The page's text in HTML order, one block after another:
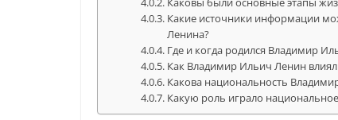
Какие источники информации
Ленина?
Где и когда родился Владимир
Как Владимир Ильич Ленин
Какова национальность
Какую роль играло